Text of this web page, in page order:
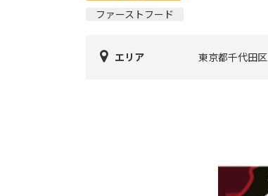
ファーストフード
エリア 東京都千代田区